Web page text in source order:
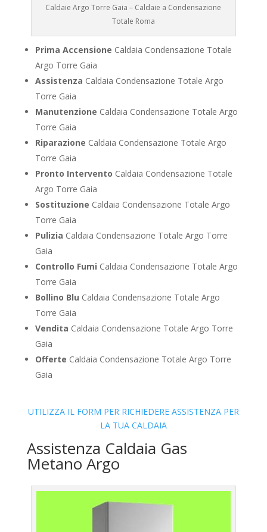
Caldaie Argo Torre Gaia – Caldaie a Condensazione
Totale Roma
Prima Accensione Caldaia Condensazione Totale
Argo Torre Gaia
Assistenza Caldaia Condensazione Totale Argo
Torre Gaia
Manutenzione Caldaia Condensazione Totale Argo
Torre Gaia
Riparazione Caldaia Condensazione Totale Argo
Torre Gaia
Pronto Intervento Caldaia Condensazione Totale
Argo Torre Gaia
Sostituzione Caldaia Condensazione Totale Argo
Torre Gaia
Pulizia Caldaia Condensazione Totale Argo Torre
Gaia
Controllo Fumi Caldaia Condensazione Totale Argo
Torre Gaia
Bollino Blu Caldaia Condensazione Totale Argo
Torre Gaia
Vendita Caldaia Condensazione Totale Argo Torre
Gaia
Offerte Caldaia Condensazione Totale Argo Torre
Gaia
UTILIZZA IL FORM PER RICHIEDERE ASSISTENZA PER
LA TUA CALDAIA
Assistenza Caldaia Gas
Metano Argo